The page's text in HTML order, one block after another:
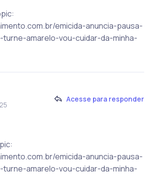
emicida-anuncia-pausa-
amarelo-vou-cuidar-da-minha-
Acesse para responder
emicida-anuncia-pausa-
amarelo-vou-cuidar-da-minha-